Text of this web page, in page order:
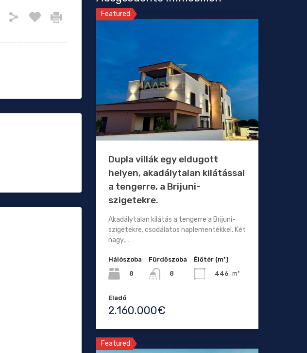
Featured
Dupla villák egy eldugott
helyen, akadálytalan kilátással
a tengerre, a Brijuni-
szigetekre.
Akadálytalan kilátás a tengerre a Brijuni-
szigetekre, csodálatos naplementékkel. Két
nagy,…
Hálószoba
8
Fürdőszoba
8
Élőtér (m²)
446 m²
Eladó
2.160.000€
Featured